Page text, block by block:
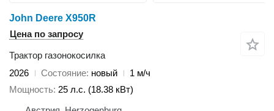
John Deere X950R
Цена по запросу
Трактор газонокосилка
2026
Состояние новый
1 м/ч
Мощность 25 л.с. (18.38 кВт)